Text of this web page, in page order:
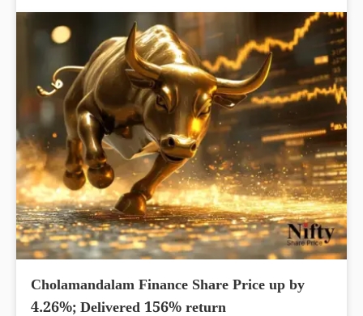
Cholamandalam Finance Share Price up by
4.26%; Delivered 156% return